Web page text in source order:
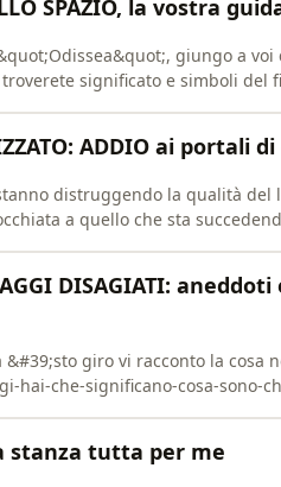
SPAZIO, la vostra
giungo a
significato e simboli del
ADDIO ai portali
distruggendo la qualità
a quello che sta
DISAGIATI:
&#39;sto giro vi racconto la
hai-che-significano-cosa-sono-
stanza tutta per me